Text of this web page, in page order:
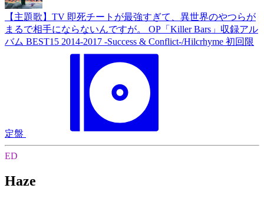
【主題歌】TV 即死チートが最強すぎて、異世界のやつらが
まるで相手にならないんですが。 OP「Killer Bars」収録アル
バム BEST15 2014-2017 -Success & Conflict-/Hilcrhyme 初回限
定盤
ED
Haze